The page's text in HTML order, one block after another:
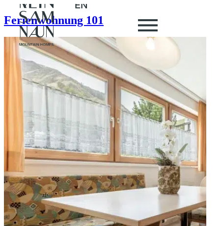
EN
Ferienwohnung 101